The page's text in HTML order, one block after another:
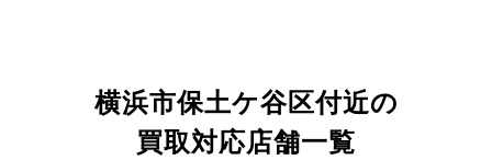
横浜市保土ケ谷区付近の
買取対応店舗一覧